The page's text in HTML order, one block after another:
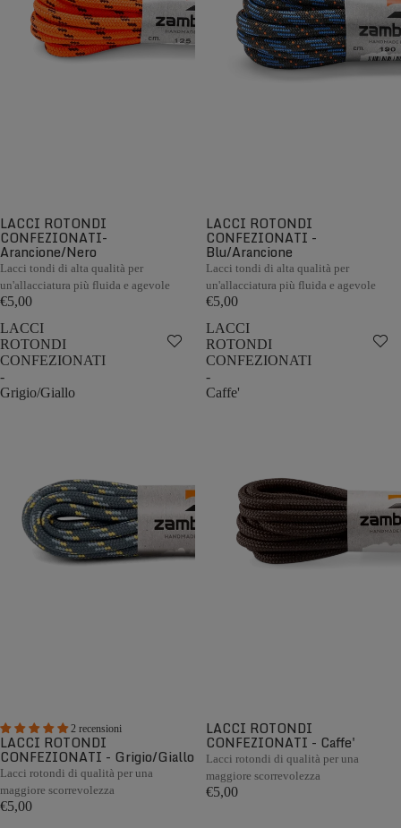
LACCI ROTONDI
CONFEZIONATI-
Arancione/Nero
Lacci tondi di alta qualità per
un'allacciatura più fluida e agevole
€5,00
LACCI ROTONDI
CONFEZIONATI -
Blu/Arancione
Lacci tondi di alta qualità per
un'allacciatura più fluida e agevole
€5,00
LACCI
ROTONDI
CONFEZIONATI
-
Grigio/Giallo
2 recensioni
LACCI ROTONDI
CONFEZIONATI - Grigio/Giallo
Lacci rotondi di qualità per una
maggiore scorrevolezza
€5,00
LACCI
ROTONDI
CONFEZIONATI
-
Caffe'
LACCI ROTONDI
CONFEZIONATI - Caffe'
Lacci rotondi di qualità per una
maggiore scorrevolezza
€5,00